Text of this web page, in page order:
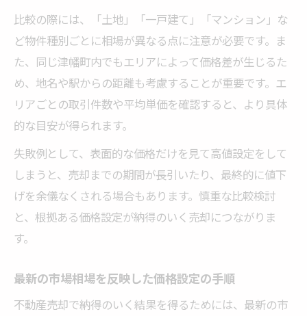
比較の際には、「土地」「一戸建て」「マンション」な
ど物件種別ごとに相場が異なる点に注意が必要です。ま
た、同じ津幡町内でもエリアによって価格差が生じるた
め、地名や駅からの距離も考慮することが重要です。エ
リアごとの取引件数や平均単価を確認すると、より具体
的な目安が得られます。
失敗例として、表面的な価格だけを見て高値設定をして
しまうと、売却までの期間が長引いたり、最終的に値下
げを余儀なくされる場合もあります。慎重な比較検討
と、根拠ある価格設定が納得のいく売却につながりま
す。
最新の市場相場を反映した価格設定の手順
不動産売却で納得のいく結果を得るためには、最新の市